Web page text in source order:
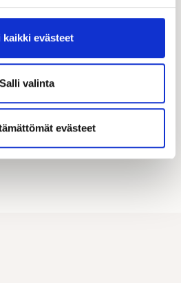
kaikki evästeet
Salli valinta
evästeet
merkittävät
KAMPANJAT